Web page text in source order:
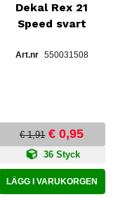
Dekal Rex 21
Speed svart
550031508
€ 1,91 € 0,95
36 Styck
LÄGG I VARUKORGEN